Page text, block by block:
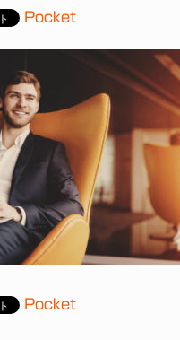
Pocket
Pocket